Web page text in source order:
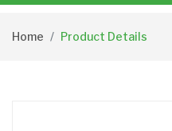
Home Product Details